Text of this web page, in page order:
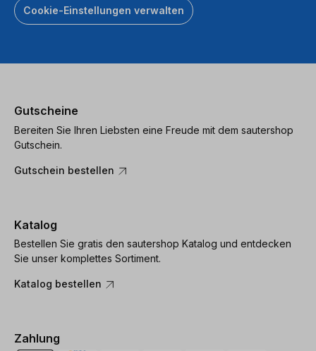
Cookie-Einstellungen verwalten
Gutscheine
Bereiten Sie Ihren Liebsten eine Freude mit dem sautershop
Gutschein.
Gutschein bestellen
Katalog
Bestellen Sie gratis den sautershop Katalog und entdecken
Sie unser komplettes Sortiment.
Katalog bestellen
Zahlung